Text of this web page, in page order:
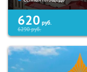
620 руб.
6290руб.